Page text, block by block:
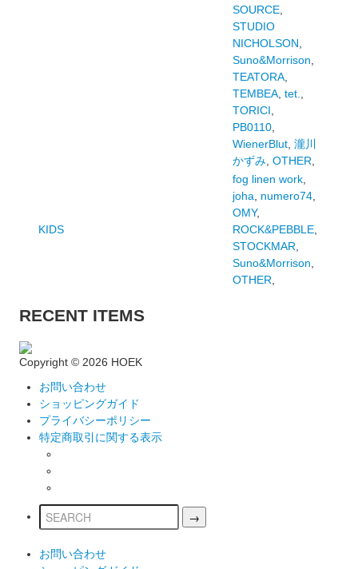
SOURCE,
STUDIO
NICHOLSON
Suno&Morrison
TEATORA,
TEMBEA, tet.
TORICI
PB0110,
WienerBlut, 瀧川
かずみ, OTHER
KIDS
fog linen work,
joha
numero74,
OMY,
ROCK&PEBBLE,
STOCKMAR
Suno&Morrison
OTHER
RECENT ITEMS
Copyright ©2026 HOEK
お問い合わせ
ショッピングガイド
プライバシーポリシー
特定商取引に関する表示
お問い合わせ